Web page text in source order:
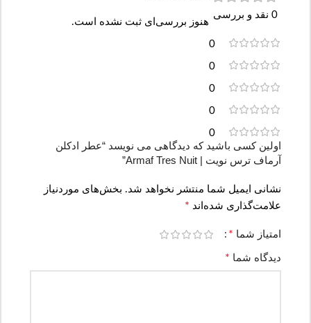
0 نقد و بررسی
0
0
0
0
0
هنوز بررسی‌ای ثبت نشده است.
اولین کسی باشید که دیدگاهی می نویسد “عطر ادکلن
آرماف ترس نویت | Armaf Tres Nuit”
نشانی ایمیل شما منتشر نخواهد شد. بخش‌های موردنیاز
علامت‌گذاری شده‌اند *
امتیاز شما *
دیدگاه شما *